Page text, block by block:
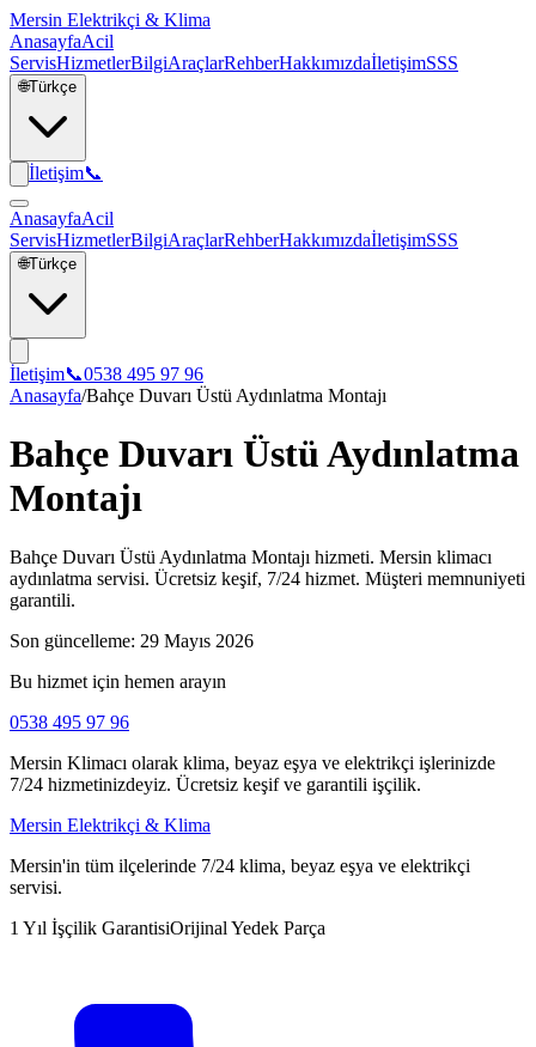
Mersin Elektrikçi & Klima
AnasayfaAcil
ServisHizmetlerBilgiAraçlarRehberHakkımızdaİletişimSSS
🌐Türkçe
İletişim📞
AnasayfaAcil
ServisHizmetlerBilgiAraçlarRehberHakkımızdaİletişimSSS
🌐Türkçe
İletişim📞0538 495 97 96
Anasayfa/Bahçe Duvarı Üstü Aydınlatma Montajı
Bahçe Duvarı Üstü Aydınlatma
Montajı
Bahçe Duvarı Üstü Aydınlatma Montajı hizmeti. Mersin klimacı
aydınlatma servisi. Ücretsiz keşif, 7/24 hizmet. Müşteri memnuniyeti
garantili.
Son güncelleme: 29 Mayıs 2026
Bu hizmet için hemen arayın
0538 495 97 96
Mersin Klimacı olarak klima, beyaz eşya ve elektrikçi işlerinizde
7/24 hizmetinizdeyiz. Ücretsiz keşif ve garantili işçilik.
Mersin Elektrikçi & Klima
Mersin'in tüm ilçelerinde 7/24 klima, beyaz eşya ve elektrikçi
servisi.
1 Yıl İşçilik GarantisiOrijinal Yedek Parça